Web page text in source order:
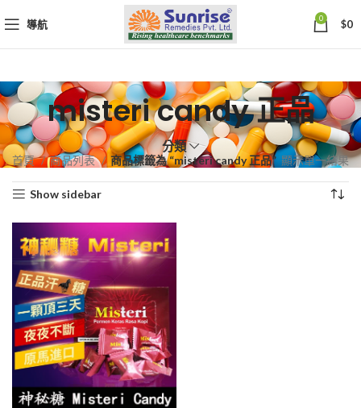
導航 0 $0
misteri candy 正品
分類
首頁 商品列表 商品標籤為 “misteri candy 正品” 顯示單一結果
Show sidebar